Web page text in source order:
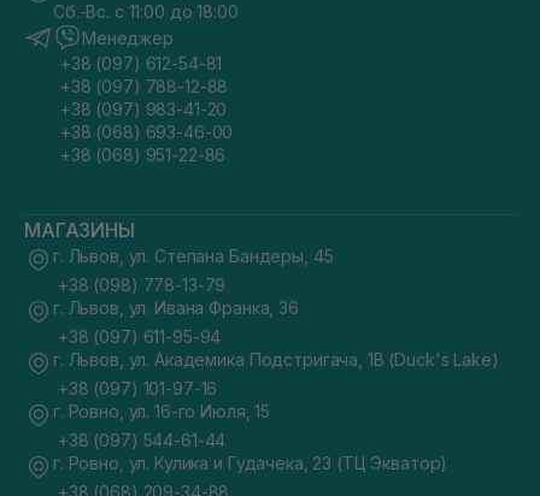
Сб.-Вс. с 11:00 до 18:00
Менеджер
+38 (097) 612-54-81
+38 (097) 788-12-88
+38 (097) 983-41-20
+38 (068) 693-46-00
+38 (068) 951-22-86
МАГАЗИНЫ
г. Львов, ул. Степана Бандеры, 45
+38 (098) 778-13-79
г. Львов, ул. Ивана Франка, 36
+38 (097) 611-95-94
г. Львов, ул. Академика Подстригача, 1В (Duck's Lake)
+38 (097) 101-97-16
г. Ровно, ул. 16-го Июля, 15
+38 (097) 544-61-44
г. Ровно, ул. Кулика и Гудачека, 23 (ТЦ Экватор)
+38 (068) 209-34-88